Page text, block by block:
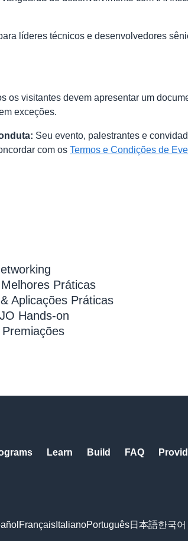
líderes técnicos e desenvolvedores
os visitantes devem apresentar um
exceções.
Seu evento, palestrantes e
com os Termos e Condições de
Práticas
Aplicações Práticas
Hands-on
Learn Build FAQ
Français ItalianoPortuguês日本語한국어